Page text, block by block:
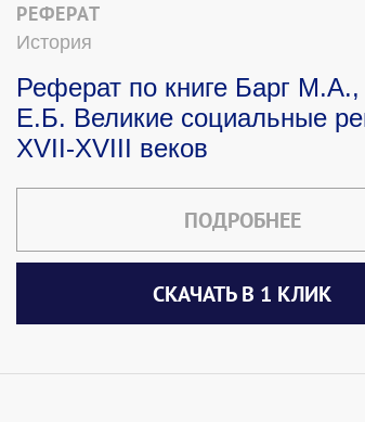
РЕФЕРАТ
История
Реферат по книге Барг
Е.Б. Великие социальные
XVII-XVIII веков
ПОДРОБНЕЕ
СКАЧАТЬ В 1 КЛИК